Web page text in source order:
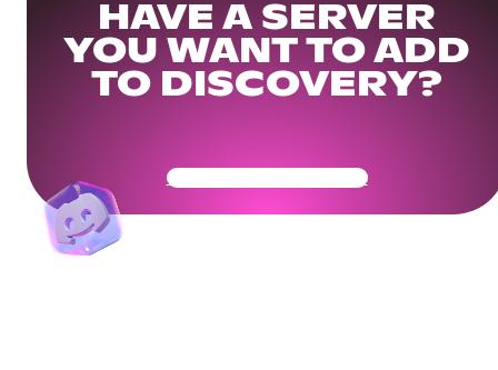
HAVE A SERVER
YOU WANT TO ADD
TO DISCOVERY?
Get Your Community Ready